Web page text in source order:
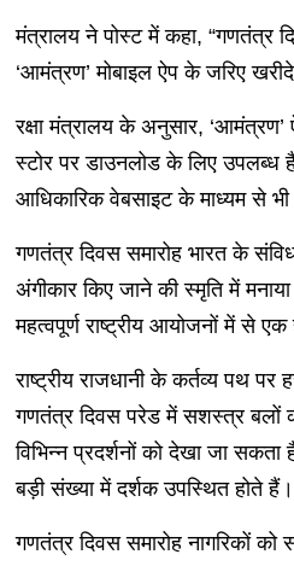
मंत्रालय ने पोस्ट में कहा, “गणतंत्र
‘आमंत्रण’ मोबाइल ऐप के जरिए
रक्षा मंत्रालय के अनुसार,
स्टोर पर डाउनलोड के लिए
आधिकारिक वेबसाइट के माध्यम से
गणतंत्र दिवस समारोह भारत के
अंगीकार किए जाने की स्मृति में
महत्वपूर्ण राष्ट्रीय आयोजनों में से एक
राष्ट्रीय राजधानी के कर्तव्य पथ पर
गणतंत्र दिवस परेड में सशस्त्र बलों
विभिन्न प्रदर्शनों को देखा जा
बड़ी संख्या में दर्शक उपस्थित होते हैं।
गणतंत्र दिवस समारोह नागरिकों को